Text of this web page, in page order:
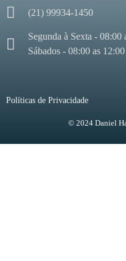
(21) 99934-1450
Segunda à Sexta - 08:00
Sábados - 08:00 as 12:00
Políticas de Privacidade
© 2024 Daniel